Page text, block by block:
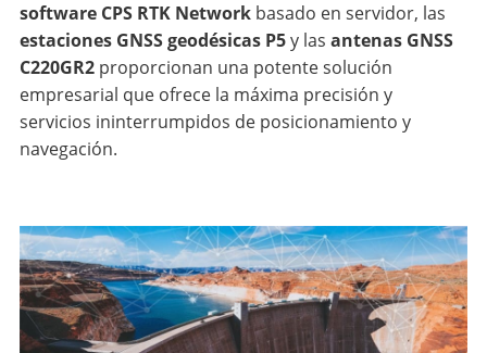
software CPS RTK Network basado en servidor, las
estaciones GNSS geodésicas P5y lasantenas GNSS
C220GR2 proporcionan una potente solución
empresarial que ofrece la máxima precisión y
servicios ininterrumpidos de posicionamiento y
navegación.